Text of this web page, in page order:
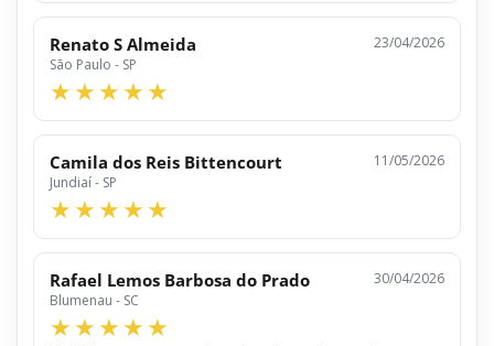
Renato S Almeida
São Paulo - SP
23/04/2026
Camila dos Reis Bittencourt
Jundiaí - SP
11/05/2026
Rafael Lemos Barbosa do Prado
Blumenau - SC
30/04/2026